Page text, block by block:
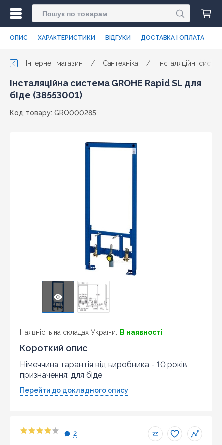
ОПИС ХАРАКТЕРИСТИКИ ВІДГУКИ ДОСТАВКА І ОПЛАТА
Інтернет магазин / Сантехніка / Інсталяційні
Інсталяційна система GROHE Rapid SL для
біде (38553001)
Код товару: GRO000285
Наявність на складах України: В наявності
Короткий опис
Німеччина, гарантія від виробника - 10 років,
призначення: для біде
Перейти до докладного опису
2